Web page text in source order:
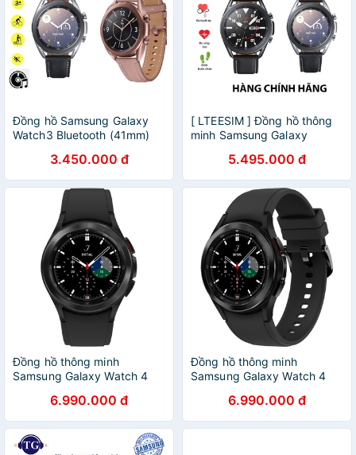
Đồng hồ Samsung Galaxy
Watch3 Bluetooth (41mm)
3.450.000 đ
[ LTEESIM ] Đồng hồ thông
minh Samsung Galaxy
5.495.000 đ
Đồng hồ thông minh
Samsung Galaxy Watch 4
6.990.000 đ
Đồng hồ thông minh
Samsung Galaxy Watch 4
6.990.000 đ